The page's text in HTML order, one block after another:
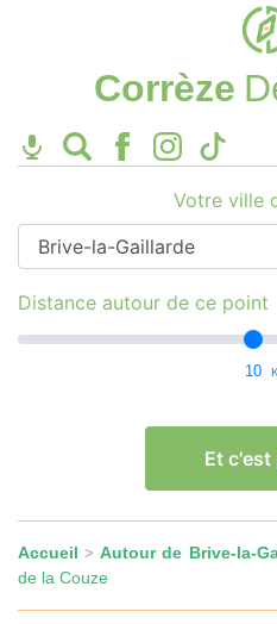
Corrèze
Votre ville
Distance autour de ce point
10
Et c'est
Accueil >Autour de Brive-la-
de la Couze